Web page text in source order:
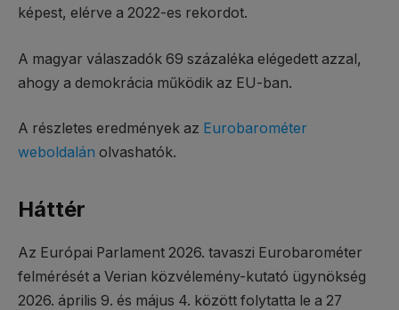
képest, elérve a 2022-es rekordot.
A magyar válaszadók 69 százaléka elégedett azzal,
ahogy a demokrácia működik az EU-ban.
A részletes eredmények az Eurobarométer
weboldalán olvashatók.
Háttér
Az Európai Parlament 2026. tavaszi Eurobarométer
felmérését a Verian közvélemény-kutató ügynökség
2026. április 9. és május 4. között folytatta le a 27